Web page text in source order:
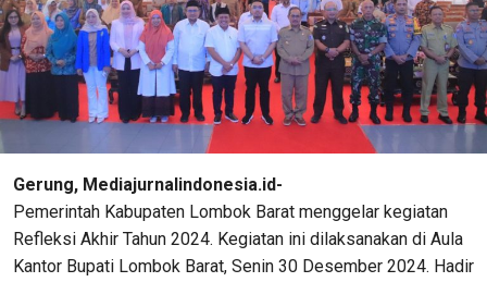
Gerung, Mediajurnalindonesia.id-
Pemerintah Kabupaten Lombok Barat menggelar kegiatan
Refleksi Akhir Tahun 2024. Kegiatan ini dilaksanakan di Aula
Kantor Bupati Lombok Barat, Senin 30 Desember 2024. Hadir